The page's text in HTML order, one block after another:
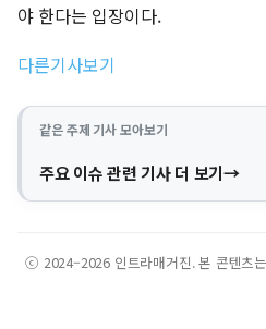
야 한다는 입장이다.
다른기사보기
같은 주제 기사 모아보기
주요 이슈 관련 기사 더 보기
ⓒ 2024–2026 인트라매거진. 본 콘텐츠